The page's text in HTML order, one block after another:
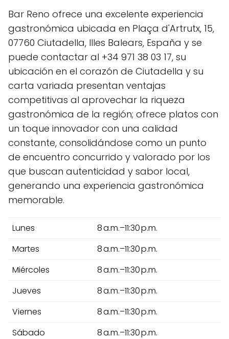
Bar Reno ofrece una excelente experiencia
gastronómica ubicada en Plaça d'Artrutx, 15,
07760 Ciutadella, Illes Balears, España y se
puede contactar al +34 971 38 03 17, su
ubicación en el corazón de Ciutadella y su
carta variada presentan ventajas
competitivas al aprovechar la riqueza
gastronómica de la región; ofrece platos con
un toque innovador con una calidad
constante, consolidándose como un punto
de encuentro concurrido y valorado por los
que buscan autenticidad y sabor local,
generando una experiencia gastronómica
memorable.
Lunes
8 a.m.–11:30 p.m.
Martes
8 a.m.–11:30 p.m.
Miércoles
8 a.m.–11:30 p.m.
Jueves
8 a.m.–11:30 p.m.
Viernes
8 a.m.–11:30 p.m.
Sábado
8 a.m.–11:30 p.m.